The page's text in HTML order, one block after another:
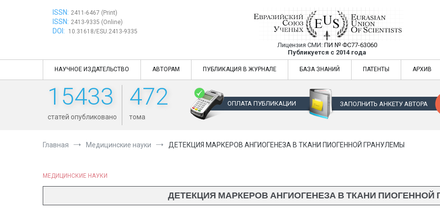
ISSN: 2411-6467 (Print)
ISSN: 2413-9335 (Online)
DOI: 10.31618/ESU.2413-9335
Евразийский Союз Ученых —
Лицензия СМИ: ПИ № ФС77-63060
Публикуется с 2014 года
Евразийский Союз Ученых — публикация научных статей в
НАУЧНОЕ ИЗДАТЕЛЬСТВО АВТОРАМ ПУБЛИКАЦИЯ В ЖУРНАЛЕ БАЗА ЗНАНИЙ ПАТЕНТЫ АРХИВ
15433
статей опубликовано
472
тома
ОПЛАТА ПУБЛИКАЦИИ ЗАПОЛНИТЬ АНКЕТУ АВТОРА
Главная Медицинские науки ДЕТЕКЦИЯ МАРКЕРОВ АНГИОГЕНЕЗА В ТКАНИ ПИОГЕННОЙ ГРАНУЛЕМЫ
МЕДИЦИНСКИЕ НАУКИ
ДЕТЕКЦИЯ МАРКЕРОВ АНГИОГЕНЕЗА В ТКАНИ ПИОГЕННОЙ